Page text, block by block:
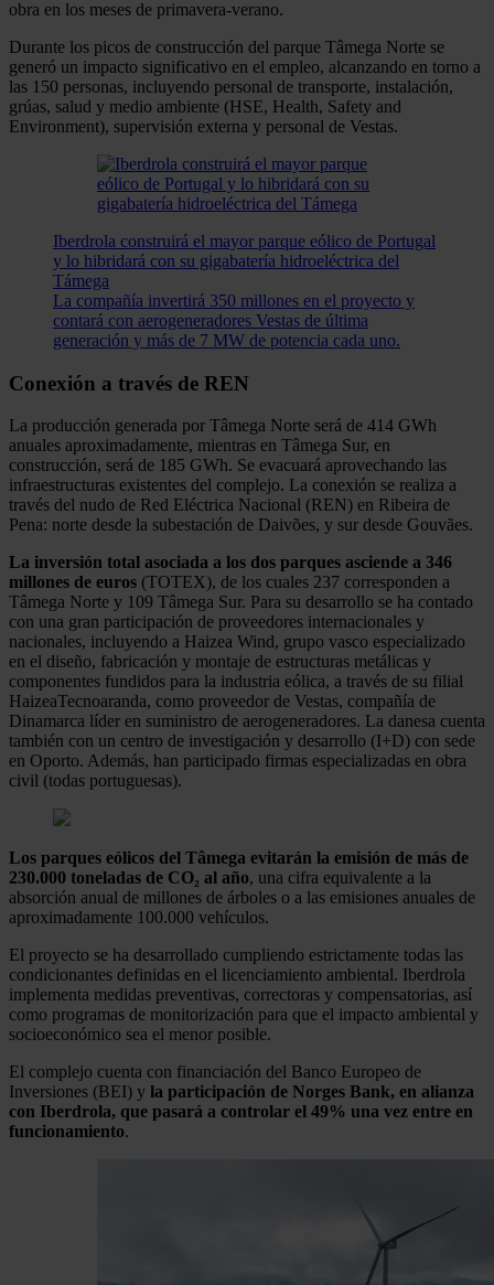
obra en los meses de primavera-verano.
Durante los picos de construcción del parque Tâmega Norte se
generó un impacto significativo en el empleo, alcanzando en torno a
las 150 personas, incluyendo personal de transporte, instalación,
grúas, salud y medio ambiente (HSE, Health, Safety and
Environment), supervisión externa y personal de Vestas.
Iberdrola construirá el mayor parque eólico de Portugal
y lo hibridará con su gigabatería hidroeléctrica del
Támega
La compañía invertirá 350 millones en el proyecto y
contará con aerogeneradores Vestas de última
generación y más de 7 MW de potencia cada uno.
Conexión a través de REN
La producción generada por Tâmega Norte será de 414 GWh
anuales aproximadamente, mientras en Tâmega Sur, en
construcción, será de 185 GWh. Se evacuará aprovechando las
infraestructuras existentes del complejo. La conexión se realiza a
través del nudo de Red Eléctrica Nacional (REN) en Ribeira de
Pena: norte desde la subestación de Daivões, y sur desde Gouvães.
La inversión total asociada a los dos parques asciende a 346
millones de euros (TOTEX), de los cuales 237 corresponden a
Tâmega Norte y 109 Tâmega Sur. Para su desarrollo se ha contado
con una gran participación de proveedores internacionales y
nacionales, incluyendo a Haizea Wind, grupo vasco especializado
en el diseño, fabricación y montaje de estructuras metálicas y
componentes fundidos para la industria eólica, a través de su filial
HaizeaTecnoaranda, como proveedor de Vestas, compañía de
Dinamarca líder en suministro de aerogeneradores. La danesa cuenta
también con un centro de investigación y desarrollo (I+D) con sede
en Oporto. Además, han participado firmas especializadas en obra
civil (todas portuguesas).
Los parques eólicos del Tâmega evitarán la emisión de más de
230.000 toneladas de CO₂ al año, una cifra equivalente a la
absorción anual de millones de árboles o a las emisiones anuales de
aproximadamente 100.000 vehículos.
El proyecto se ha desarrollado cumpliendo estrictamente todas las
condicionantes definidas en el licenciamiento ambiental. Iberdrola
implementa medidas preventivas, correctoras y compensatorias, así
como programas de monitorización para que el impacto ambiental y
socioeconómico sea el menor posible.
El complejo cuenta con financiación del Banco Europeo de
Inversiones (BEI) y la participación de Norges Bank, en alianza
con Iberdrola, que pasará a controlar el 49% una vez entre en
funcionamiento.